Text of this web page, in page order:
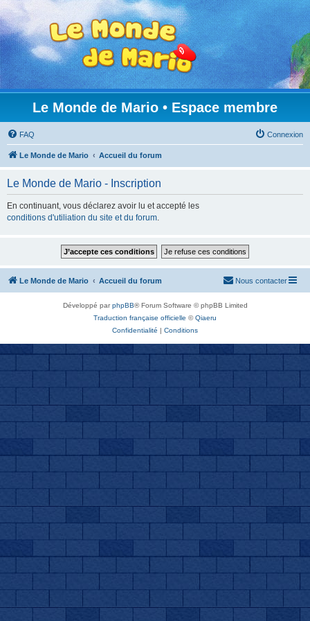
Le Monde de Mario • Espace membre
FAQ Connexion
Le Monde de Mario Accueil du forum
Le Monde de Mario - Inscription
En continuant, vous déclarez avoir lu et accepté les
conditions d'utiliation du site et du forum.
Le Monde de Mario Accueil du forum Nous contacter
Développé parphpBB® Forum Software © phpBB Limited
Traduction française officielle ©Qiaeru
Confidentialité | Conditions